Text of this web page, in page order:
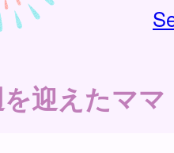
迎えたマ